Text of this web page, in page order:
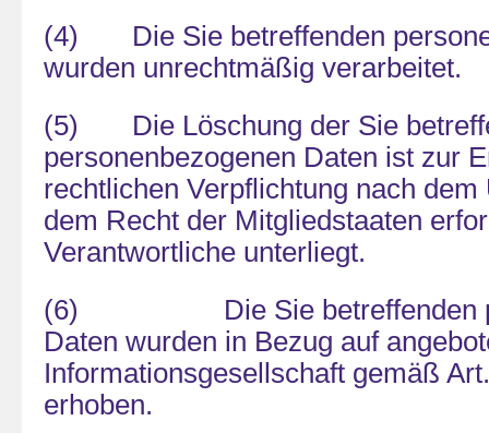
(4) Die Sie betreffenden
wurden unrechtmäßig verarbeitet.
(5) Die Löschung der Sie
personenbezogenen Daten ist zur
rechtlichen Verpflichtung nach
dem Recht der Mitgliedstaaten
Verantwortliche unterliegt.
(6) Die Sie betreffenden
Daten wurden in Bezug auf
Informationsgesellschaft gemäß
erhoben.